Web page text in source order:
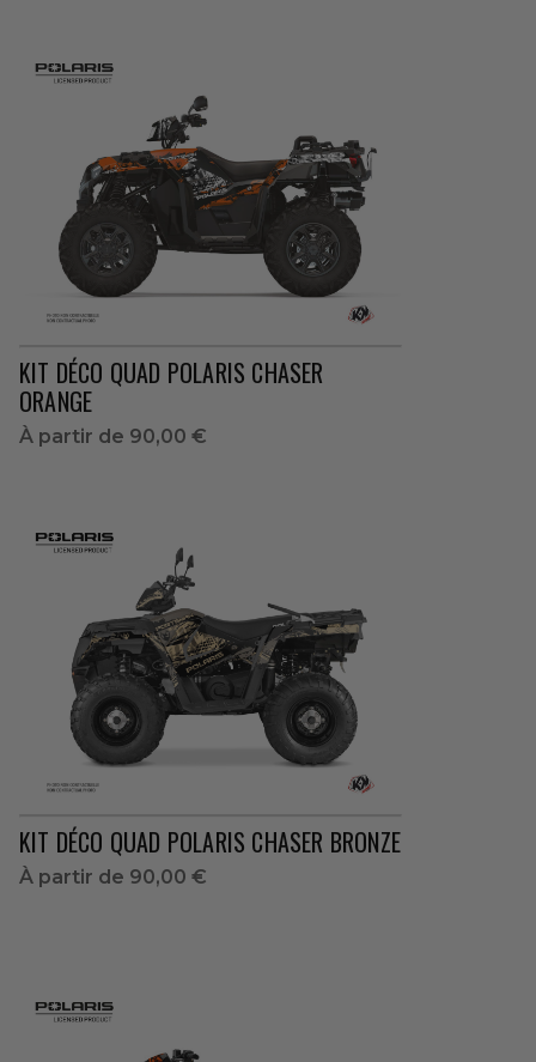
KIT DÉCO QUAD POLARIS CHASER
ORANGE
À partir de 90,00 €
KIT DÉCO QUAD POLARIS CHASER BRONZE
À partir de 90,00 €